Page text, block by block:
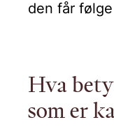
den får
Hva
som er